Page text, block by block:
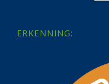
ERKENNING: